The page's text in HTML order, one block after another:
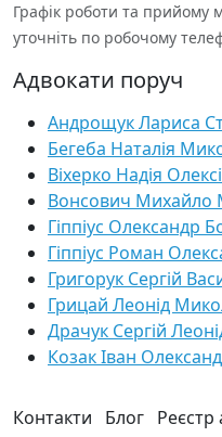
Графік роботи та прийому
уточніть по робочому
Адвокати поруч
Андрощук Лариса
Бегеба Наталія
Віхерко Надія
Вонсович Михайло
Гіппіус Олександр
Гіппіус Роман
Григорук Сергій
Грицай Леонід
Драчук Сергій
Козак Іван
Контакти Блог Реєстр